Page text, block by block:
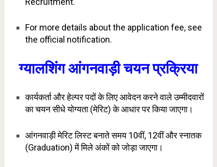
For more details about the application fee, see
the official notification.
ग्यालशिंग आंगनवाड़ी चयन प्रक्रिया
कार्यकर्ता और हेल्पर पदों के लिए आवेदन करने वाले उम्मीदवारों
का चयन सीधे योग्यता (मेरिट) के आधार पर किया जाएगा।
आंगनवाड़ी मेरिट लिस्ट बनाते समय 10वीं, 12वीं और स्नातक
(Graduation) में मिले अंकों को जोड़ा जाएगा।